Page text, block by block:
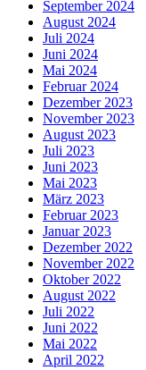
September 2024
August 2024
Juli 2024
Juni 2024
Mai 2024
Februar 2024
Dezember 2023
November 2023
August 2023
Juli 2023
Juni 2023
Mai 2023
März 2023
Februar 2023
Januar 2023
Dezember 2022
November 2022
Oktober 2022
August 2022
Juli 2022
Juni 2022
Mai 2022
April 2022